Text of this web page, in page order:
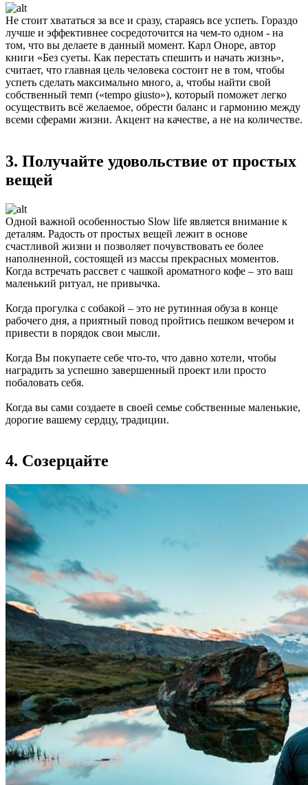
Не стоит хвататься за все и сразу, стараясь все успеть. Гораздо
лучше и эффективнее сосредоточится на чем-то одном - на
том, что вы делаете в данный момент. Карл Оноре, автор
книги «Без суеты. Как перестать спешить и начать жизнь»,
считает, что главная цель человека состоит не в том, чтобы
успеть сделать максимально много, а, чтобы найти свой
собственный темп («tempo giusto»), который поможет легко
осуществить всё желаемое, обрести баланс и гармонию между
всеми сферами жизни. Акцент на качестве, а не на количестве.
3. Получайте удовольствие от простых
вещей
Одной важной особенностью Slow life является внимание к
деталям. Радость от простых вещей лежит в основе
счастливой жизни и позволяет почувствовать ее более
наполненной, состоящей из массы прекрасных моментов.
Когда встречать рассвет с чашкой ароматного кофе – это ваш
маленький ритуал, не привычка.
Когда прогулка с собакой – это не рутинная обуза в конце
рабочего дня, а приятный повод пройтись пешком вечером и
привести в порядок свои мысли.
Когда Вы покупаете себе что-то, что давно хотели, чтобы
наградить за успешно завершенный проект или просто
побаловать себя.
Когда вы сами создаете в своей семье собственные маленькие,
дорогие вашему сердцу, традиции.
4. Созерцайте